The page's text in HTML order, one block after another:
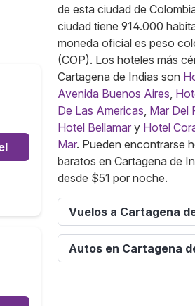
de esta ciudad de
ciudad tiene 914.000
moneda oficial es peso
(COP). Los hoteles más
Cartagena de Indias son
Avenida Buenos Aires,
De Las Americas, Mar Del
Hotel Bellamar y Hotel
Mar. Pueden encontrarse
baratos en Cartagena de
desde $51 por noche.
Vuelos a Cartagena
Autos en Cartagena